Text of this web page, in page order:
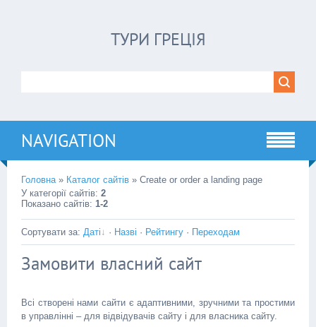
ТУРИ ГРЕЦІЯ
NAVIGATION
Головна » Каталог сайтів » Create or order a landing page
У категорії сайтів: 2
Показано сайтів: 1-2
Сортувати за: Даті · Назві · Рейтингу · Переходам
Замовити власний сайт
Всі створені нами сайти є адаптивними, зручними та простими
в управлінні – для відвідувачів сайту і для власника сайту.